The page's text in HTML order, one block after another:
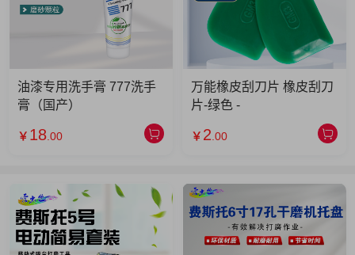
油漆专用洗手膏 777洗手
膏（国产）
￥ 18 .00
万能橡皮刮刀片 橡皮刮刀
片-绿色 -
￥ 2 .00